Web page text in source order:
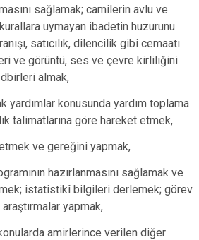
sağlamak; camilerin avlu ve
uymayan ibadetin huzurunu
satıcılık, dilencilik gibi cemaatı
ve görüntü, ses ve çevre kirliliğini
almak,
yardımlar konusunda yardım toplama
talimatlarına göre hareket etmek,
ve gereğini yapmak,
hazırlanmasını sağlamak ve
istatistikî bilgileri derlemek; görev
yapmak,
amirlerince verilen diğer